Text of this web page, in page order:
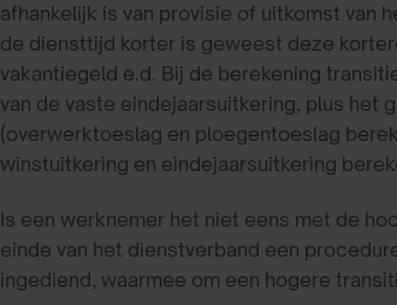
afhankelijk is van provisie of uitkomst van
de diensttijd korter is geweest deze
vakantiegeld e.d. Bij de berekening
van de vaste eindejaarsuitkering, plus het
(overwerktoeslag en ploegentoeslag
winstuitkering en eindejaarsuitkering
Is een werknemer het niet eens met de
einde van het dienstverband een
ingediend, waarmee om een hogere